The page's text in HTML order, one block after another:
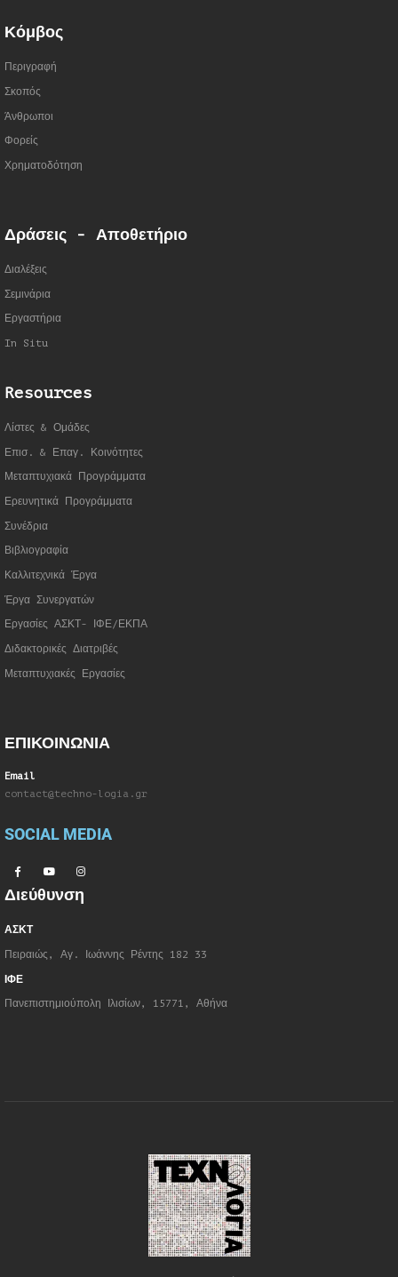
Κόμβος
Περιγραφή
Σκοπός
Άνθρωποι
Φορείς
Χρηματοδότηση
Δράσεις - Αποθετήριο
Διαλέξεις
Σεμινάρια
Εργαστήρια
In Situ
Resources
Λίστες & Ομάδες
Επισ. & Επαγ. Κοινότητες
Μεταπτυχιακά Προγράμματα
Ερευνητικά Προγράμματα
Συνέδρια
Βιβλιογραφία
Καλλιτεχνικά Έργα
Έργα Συνεργατών
Εργασίες ΑΣΚΤ- ΙΦΕ/ΕΚΠΑ
Διδακτορικές Διατριβές
Μεταπτυχιακές Εργασίες
ΕΠΙΚΟΙΝΩΝΙΑ
Email
contact@techno-logia.gr
SOCIAL MEDIA
Διεύθυνση
ΑΣΚΤ
Πειραιώς, Αγ. Ιωάννης Ρέντης 182 33
ΙΦΕ
Πανεπιστημιούπολη Ιλισίων, 15771, Αθήνα